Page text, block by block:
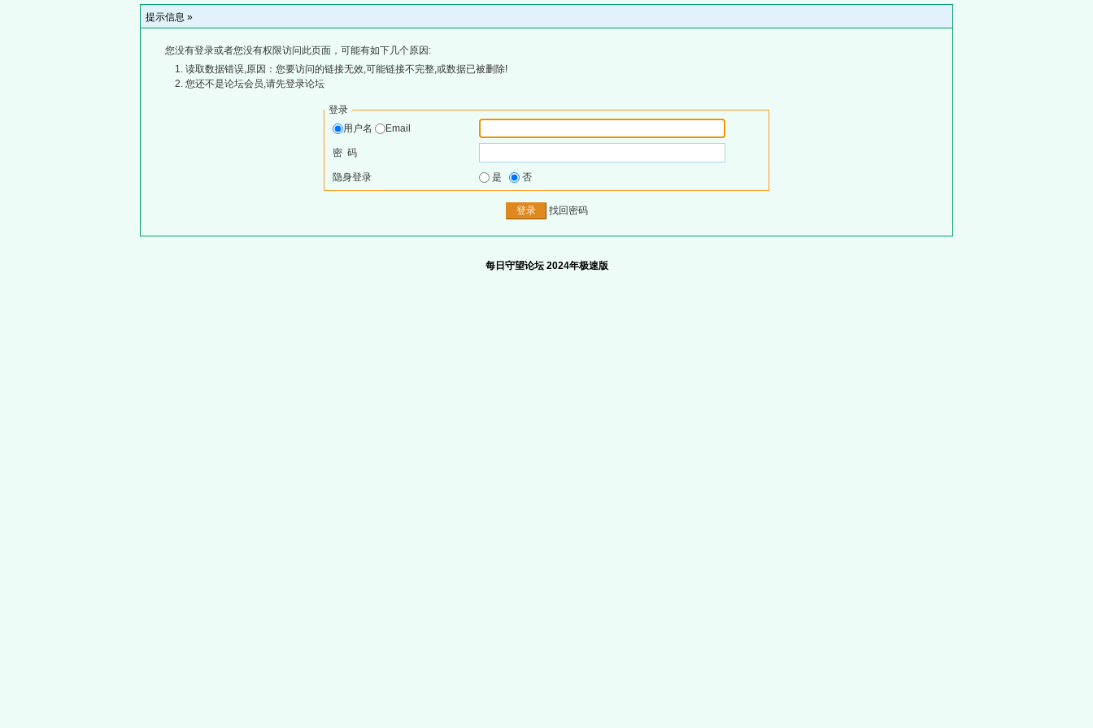
提示信息 »
您没有登录或者您没有权限访问此页面，可能有如下几个原因:
读取数据错误,原因：您要访问的链接无效,可能链接不完整,或数据已被删除!
您还不是论坛会员,请先登录论坛
登录
用户名
Email
密 码
隐身登录 是 否
找回密码
每日守望论坛 2024年极速版